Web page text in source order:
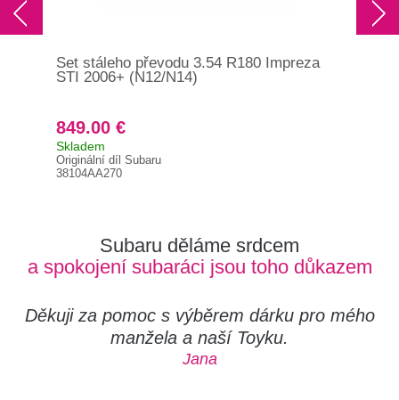
Set stáleho převodu 3.54 R180 Impreza
STI 2006+ (N12/N14)
849.00 €
Skladem
Originální díl Subaru
38104AA270
Subaru děláme srdcem
a spokojení subaráci jsou toho důkazem
Děkuji za pomoc s výběrem dárku pro mého
manžela a naší Toyku.
Jana